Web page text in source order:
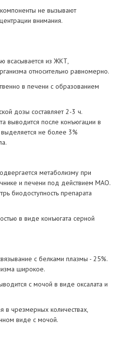
не вызывают
внимания.
всасывается из ЖКТ,
относительно равномерно.
в печени с образованием
дозы составляет 2-3 ч.
выводится после конъюгации в
не более 3%
метаболизму при
и печени под действием МАО.
биодоступность препарата
в виде конъюгата серной
с белками плазмы - 25%.
широкое.
с мочой в виде оксалата и
в чрезмерных количествах,
виде с мочой.